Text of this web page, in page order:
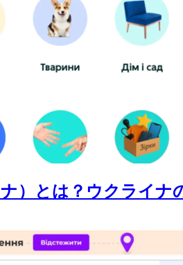
）とは？ウクライナ